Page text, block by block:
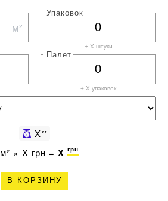
м²
Упаковок
+ X штуки
Палет
+ X упаковок
Xкг
м² × X грн = X грн
В КОРЗИНУ